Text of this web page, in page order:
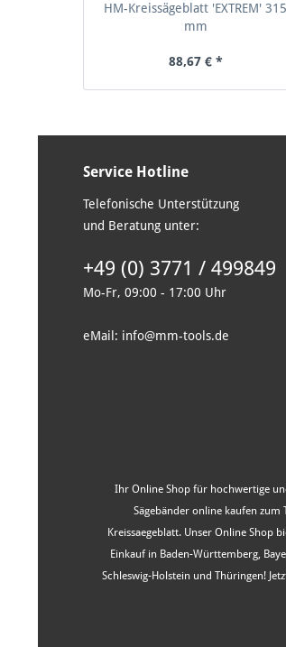
HM-Kreissägeblatt 'EXTREM' 315
mm
88,67 € *
Service Hotline
Telefonische Unterstützung
und Beratung unter:
+49 (0) 3771 / 499849
Mo-Fr, 09:00 - 17:00 Uhr
eMail: info@mm-tools.de
Ihr Online Shop für hochwertige
Sägebänder online kaufen
Kreissaegeblatt. Unser Online Shop
Einkauf in Baden-Württemberg,
Schleswig-Holstein und Thüringen!